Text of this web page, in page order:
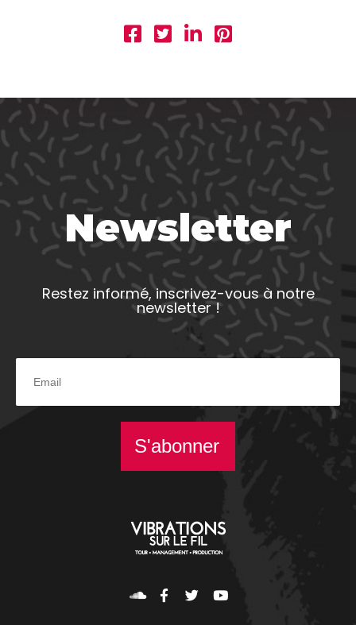
Newsletter
Restez informé, inscrivez-vous à notre
newsletter !
S'abonner